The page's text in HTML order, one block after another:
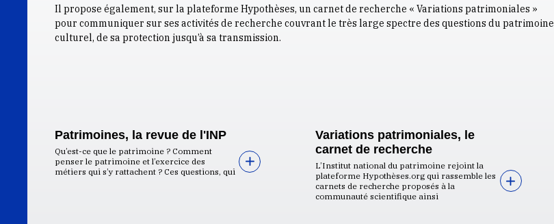
Il propose également, sur la plateforme Hypothèses, un carnet de recherche « Variations patrimoniales »
pour communiquer sur ses activités de recherche couvrant le très large spectre des questions du patrimoine
culturel, de sa protection jusqu’à sa transmission.
Patrimoines, la revue de l'INP
Qu’est-ce que le patrimoine ? Comment
penser le patrimoine et l’exercice des
métiers qui s’y rattachent ? Ces questions, qui
Variations patrimoniales, le
carnet de recherche
L’Institut national du patrimoine rejoint la
plateforme Hypothèses.org qui rassemble les
carnets de recherche proposés à la
communauté scientifique ainsi